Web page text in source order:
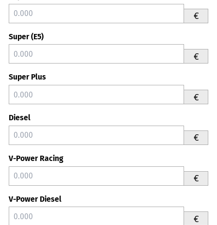
€
Super (E5)
€
Super Plus
€
Diesel
€
V-Power Racing
€
V-Power Diesel
€